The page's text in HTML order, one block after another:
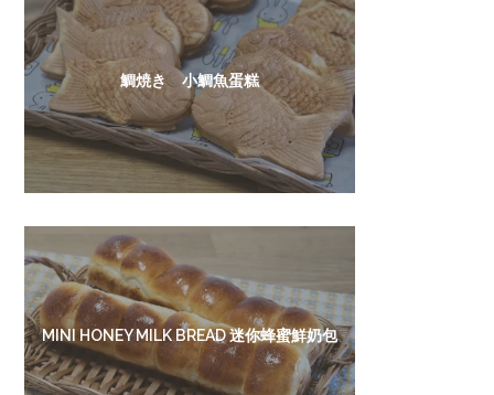
鯛焼き 小鯛魚蛋糕
MINI HONEY MILK BREAD 迷你蜂蜜鮮奶包